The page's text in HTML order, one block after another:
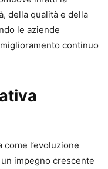
della qualità e della
le aziende
continuo
l’evoluzione
impegno crescente